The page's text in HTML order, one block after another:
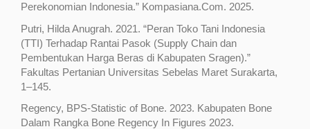
Perekonomian Indonesia.” Kompasiana.Com. 2025.
Putri, Hilda Anugrah. 2021. “Peran Toko Tani Indonesia
(TTI) Terhadap Rantai Pasok (Supply Chain dan
Pembentukan Harga Beras di Kabupaten Sragen).”
Fakultas Pertanian Universitas Sebelas Maret Surakarta,
1–145.
Regency, BPS-Statistic of Bone. 2023. Kabupaten Bone
Dalam Rangka Bone Regency In Figures 2023.